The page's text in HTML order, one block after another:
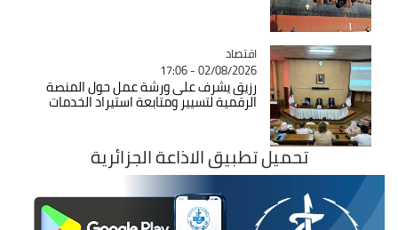
Catégorie
اقتصاد
02/08/2026 - 17:06
رزيق يشرف على ورشة عمل حول المنصة
الرقمية لتسيير ومتابعة استيراد الخدمات
تحميل تطبيق الاذاعة الجزائرية